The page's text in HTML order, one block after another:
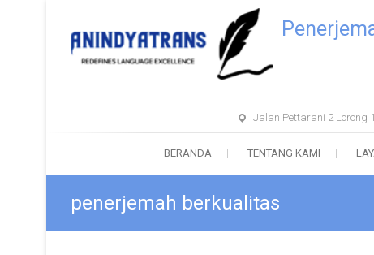
Jalan Pettarani 2 Lorong
BERANDA TENTANG KAMI
penerjemah berkualitas